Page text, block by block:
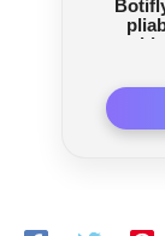
pour